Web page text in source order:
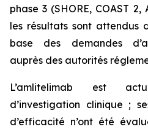
phase 3 (SHORE, COAST 2,
les résultats sont attendus
base des demandes
auprès des autorités
L’amlitelimab est
d’investigation clinique ;
d’efficacité n’ont été